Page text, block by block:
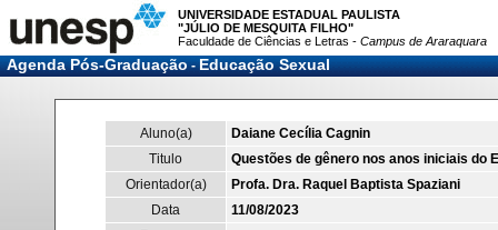
UNIVERSIDADE ESTADUAL PAULISTA
"JÚLIO DE MESQUITA FILHO"
Faculdade de Ciências e Letras - Campus de Araraquara
Agenda Pós-Graduação-Educação Sexual
Aluno(a)
Daiane Cecília Cagnin
Titulo
Questões de gênero nos anos iniciais do
Orientador(a)
Profa. Dra. Raquel Baptista Spaziani
Data
11/08/2023